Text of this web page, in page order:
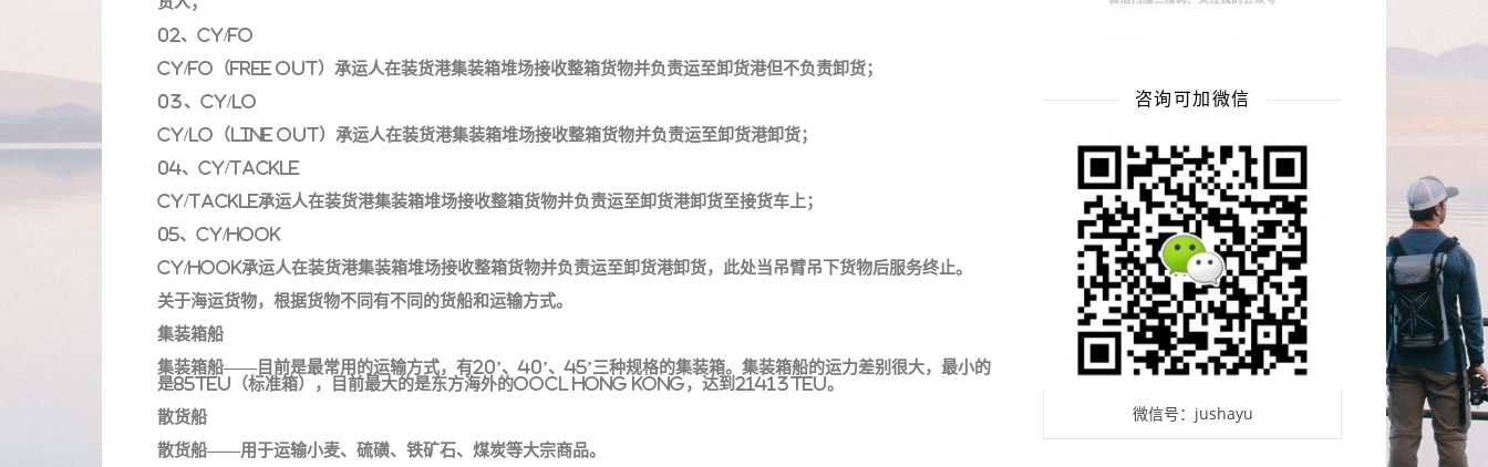
02、CY/FO
CY/FO（Free Out）承运人在装货港集装箱堆场接收整箱货物并负责运至卸货港但不负责卸货；
03、CY/LO
CY/LO（Line Out）承运人在装货港集装箱堆场接收整箱货物并负责运至卸货港卸货；
04、CY/TACKLE
CY/TACKLE承运人在装货港集装箱堆场接收整箱货物并负责运至卸货港卸货至接货车上；
05、CY/HOOK
CY/HOOK承运人在装货港集装箱堆场接收整箱货物并负责运至卸货港卸货，此处当吊臂吊下货物后服务终止。
关于海运货物，根据货物不同有不同的货船和运输方式。
集装箱船
集装箱船——目前是最常用的运输方式，有20’、40’、45’三种规格的集装箱。集装箱船的运力差别很大，最小的
是85TEU（标准箱），目前最大的是东方海外的OOCL Hong Kong，达到21413TEU。
散货船
散货船——用于运输小麦、硫磺、铁矿石、煤炭等大宗商品。
咨询可加微信
微信号：jushayu